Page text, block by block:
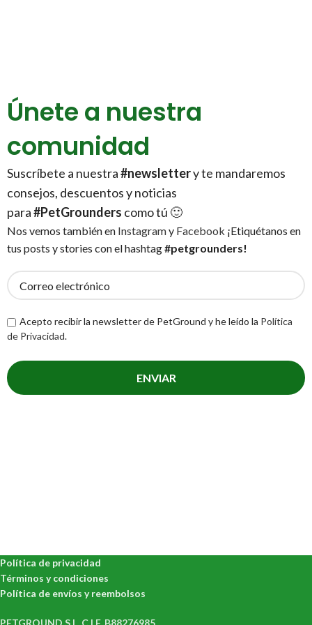
Únete a nuestra
comunidad
Suscríbete a nuestra#newslettery te mandaremos
consejos, descuentos y noticias
para#PetGrounders como tú 🙂
Nos vemos también en Instagramy Facebook ¡Etiquétanos en
tus posts y stories con el hashtag#petgrounders!
Acepto recibir la newsletter de PetGround y he leído la Política
de Privacidad.
Política de privacidad
Términos y condiciones
Política de envíos y reembolsos
PETGROUND S.L. C.I.F. B88276985